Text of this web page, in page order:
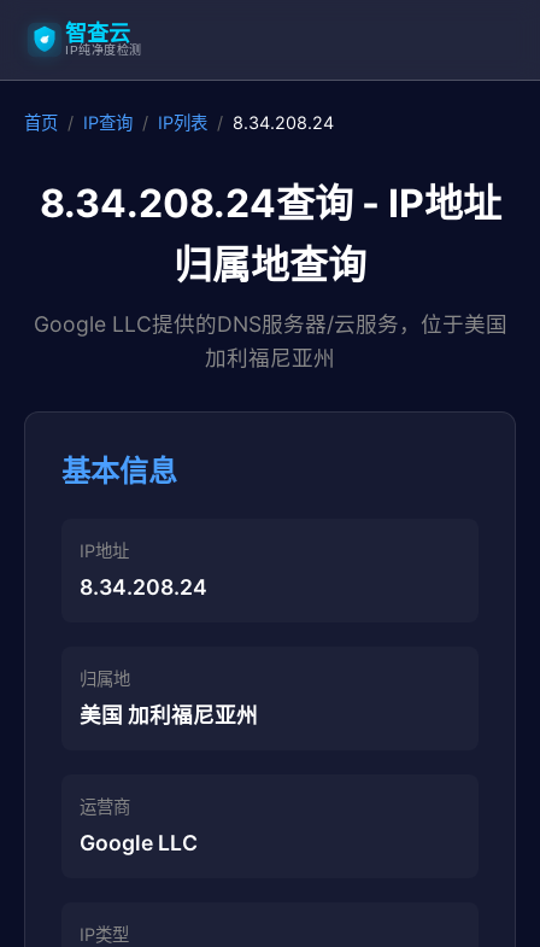
智查云
IP纯净度检测
首页 / IP查询 / IP列表 / 8.34.208.24
8.34.208.24查询 - IP地址
归属地查询
Google LLC提供的DNS服务器/云服务，位于美国
加利福尼亚州
基本信息
IP地址
8.34.208.24
归属地
美国 加利福尼亚州
运营商
Google LLC
IP类型